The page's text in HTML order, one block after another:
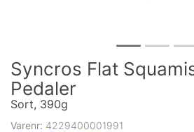
Syncros Flat
Pedaler
Sort, 390g
Varenr: 4229400001991